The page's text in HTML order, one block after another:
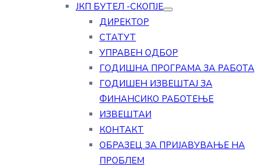
ЈКП БУТЕЛ -СКОПЈЕ
ДИРЕКТОР
СТАТУТ
УПРАВЕН ОДБОР
ГОДИШНА ПРОГРАМА ЗА РАБОТА
ГОДИШЕН ИЗВЕШТАЈ ЗА
ФИНАНСИКО РАБОТЕЊЕ
ИЗВЕШТАИ
КОНТАКТ
ОБРАЗЕЦ ЗА ПРИЈАВУВАЊЕ НА
ПРОБЛЕМ